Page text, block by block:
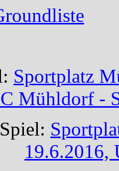
Sportplatz
Mühldorf -
19.6.2016,